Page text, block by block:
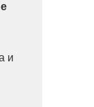
и